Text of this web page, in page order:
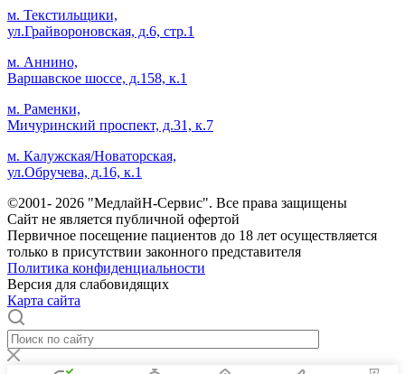
м. Текстильщики,
ул.Грайвороновская, д.6, стр.1
м. Аннино,
Варшавское шоссе, д.158, к.1
м. Раменки,
Мичуринский проспект, д.31, к.7
м. Калужская/Новаторская,
ул.Обручева, д.16, к.1
©2001- 2026 "МедлайН-Сервис". Все права защищены
Сайт не является публичной офертой
Первичное посещение пациентов до 18 лет осуществляется
только в присутствии законного представителя
Политика конфиденциальности
Версия для слабовидящих
Карта сайта